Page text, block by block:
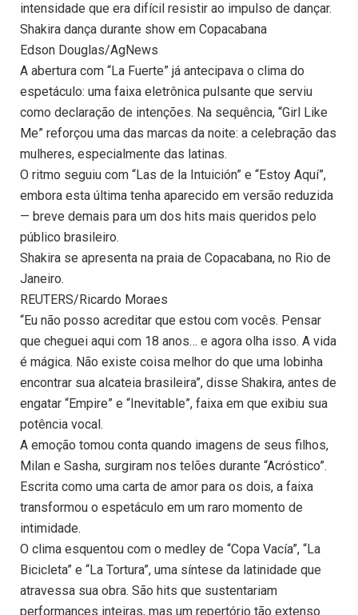
intensidade que era difícil resistir ao impulso de dançar.
Shakira dança durante show em Copacabana
Edson Douglas/AgNews
A abertura com “La Fuerte” já antecipava o clima do
espetáculo: uma faixa eletrônica pulsante que serviu
como declaração de intenções. Na sequência, “Girl Like
Me” reforçou uma das marcas da noite: a celebração das
mulheres, especialmente das latinas.
O ritmo seguiu com “Las de la Intuición” e “Estoy Aquí”,
embora esta última tenha aparecido em versão reduzida
— breve demais para um dos hits mais queridos pelo
público brasileiro.
Shakira se apresenta na praia de Copacabana, no Rio de
Janeiro.
REUTERS/Ricardo Moraes
“Eu não posso acreditar que estou com vocês. Pensar
que cheguei aqui com 18 anos… e agora olha isso. A vida
é mágica. Não existe coisa melhor do que uma lobinha
encontrar sua alcateia brasileira”, disse Shakira, antes de
engatar “Empire” e “Inevitable”, faixa em que exibiu sua
potência vocal.
A emoção tomou conta quando imagens de seus filhos,
Milan e Sasha, surgiram nos telões durante “Acróstico”.
Escrita como uma carta de amor para os dois, a faixa
transformou o espetáculo em um raro momento de
intimidade.
O clima esquentou com o medley de “Copa Vacía”, “La
Bicicleta” e “La Tortura”, uma síntese da latinidade que
atravessa sua obra. São hits que sustentariam
performances inteiras, mas um repertório tão extenso